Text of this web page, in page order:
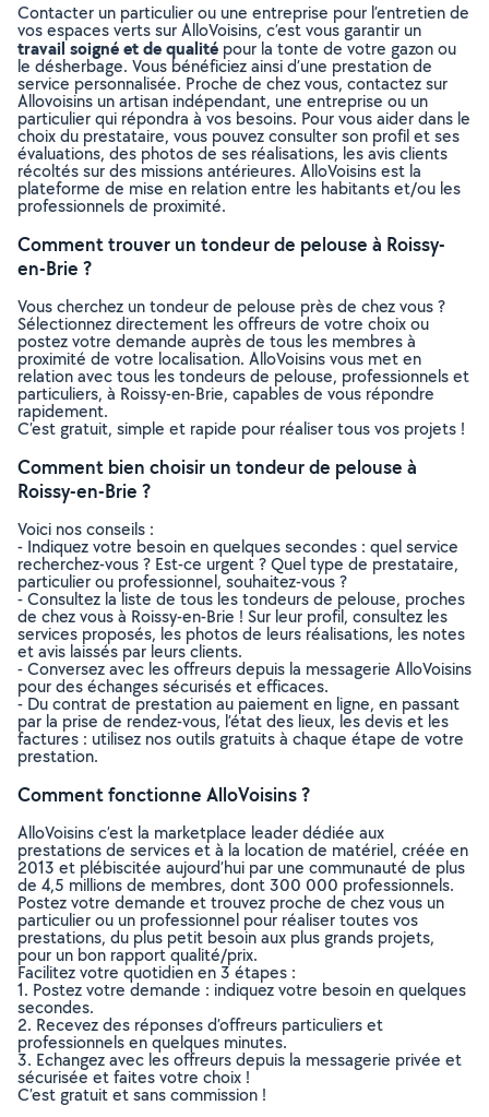
Contacter un particulier ou une entreprise pour l’entretien de
vos espaces verts sur AlloVoisins, c’est vous garantir un
travail soigné et de qualité pour la tonte de votre gazon ou
le désherbage. Vous bénéficiez ainsi d’une prestation de
service personnalisée. Proche de chez vous, contactez sur
Allovoisins un artisan indépendant, une entreprise ou un
particulier qui répondra à vos besoins. Pour vous aider dans le
choix du prestataire, vous pouvez consulter son profil et ses
évaluations, des photos de ses réalisations, les avis clients
récoltés sur des missions antérieures. AlloVoisins est la
plateforme de mise en relation entre les habitants et/ou les
professionnels de proximité.
Comment trouver un tondeur de pelouse à Roissy-
en-Brie ?
Vous cherchez un tondeur de pelouse près de chez vous ?
Sélectionnez directement les offreurs de votre choix ou
postez votre demande auprès de tous les membres à
proximité de votre localisation. AlloVoisins vous met en
relation avec tous les tondeurs de pelouse, professionnels et
particuliers, à Roissy-en-Brie, capables de vous répondre
rapidement.
C’est gratuit, simple et rapide pour réaliser tous vos projets !
Comment bien choisir un tondeur de pelouse à
Roissy-en-Brie ?
Voici nos conseils :
- Indiquez votre besoin en quelques secondes : quel service
recherchez-vous ? Est-ce urgent ? Quel type de prestataire,
particulier ou professionnel, souhaitez-vous ?
- Consultez la liste de tous les tondeurs de pelouse, proches
de chez vous à Roissy-en-Brie ! Sur leur profil, consultez les
services proposés, les photos de leurs réalisations, les notes
et avis laissés par leurs clients.
- Conversez avec les offreurs depuis la messagerie AlloVoisins
pour des échanges sécurisés et efficaces.
- Du contrat de prestation au paiement en ligne, en passant
par la prise de rendez-vous, l’état des lieux, les devis et les
factures : utilisez nos outils gratuits à chaque étape de votre
prestation.
Comment fonctionne AlloVoisins ?
AlloVoisins c’est la marketplace leader dédiée aux
prestations de services et à la location de matériel, créée en
2013 et plébiscitée aujourd’hui par une communauté de plus
de 4,5 millions de membres, dont 300 000 professionnels.
Postez votre demande et trouvez proche de chez vous un
particulier ou un professionnel pour réaliser toutes vos
prestations, du plus petit besoin aux plus grands projets,
pour un bon rapport qualité/prix.
Facilitez votre quotidien en 3 étapes :
1. Postez votre demande : indiquez votre besoin en quelques
secondes.
2. Recevez des réponses d’offreurs particuliers et
professionnels en quelques minutes.
3. Echangez avec les offreurs depuis la messagerie privée et
sécurisée et faites votre choix !
C’est gratuit et sans commission !